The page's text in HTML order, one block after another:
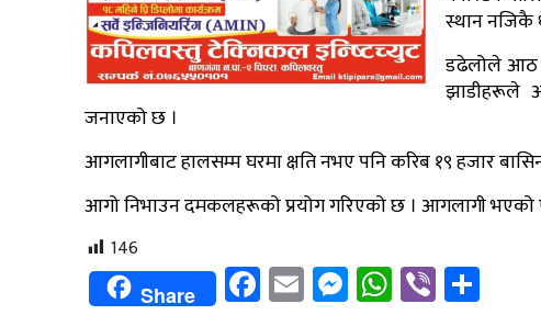
स्थान नजिकै
डढेलोले आठ
झाडीहरूले
जनाएको छ ।
आगलागीबाट हालसम्म घरमा क्षति नभए पनि करिब १९ हजार
आगो निभाउन दमकलहरूको प्रयोग गरिएको छ । आगलागी
146
Share Facebook
EmailMessenger
WhatsApp
Viber